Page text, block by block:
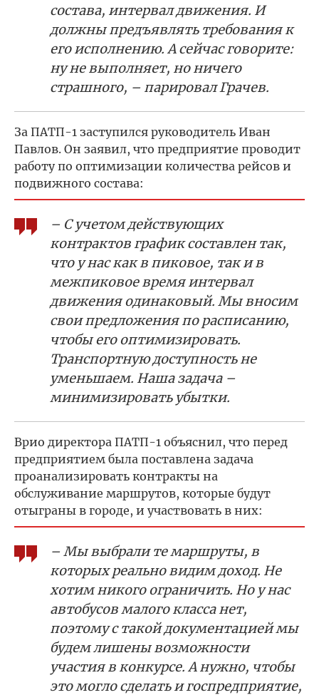
состава, интервал движения. И
должны предъявлять требования к
его исполнению. А сейчас говорите:
ну не выполняет, но ничего
страшного, – парировал Грачев.
За ПАТП-1 заступился руководитель Иван
Павлов. Он заявил, что предприятие проводит
работу по оптимизации количества рейсов и
подвижного состава:
– С учетом действующих
контрактов график составлен так,
что у нас как в пиковое, так и в
межпиковое время интервал
движения одинаковый. Мы вносим
свои предложения по расписанию,
чтобы его оптимизировать.
Транспортную доступность не
уменьшаем. Наша задача –
минимизировать убытки.
Врио директора ПАТП-1 объяснил, что перед
предприятием была поставлена задача
проанализировать контракты на
обслуживание маршрутов, которые будут
отыграны в городе, и участвовать в них:
– Мы выбрали те маршруты, в
которых реально видим доход. Не
хотим никого ограничить. Но у нас
автобусов малого класса нет,
поэтому с такой документацией мы
будем лишены возможности
участия в конкурсе. А нужно, чтобы
это могло сделать и госпредприятие,